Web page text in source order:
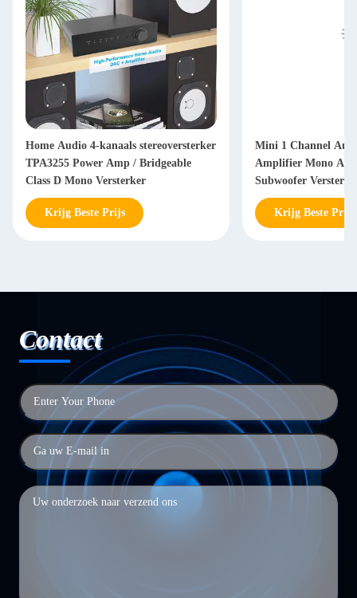
Home Audio 4-kanaals stereoversterker
TPA3255 Power Amp / Bridgeable
Class D Mono Versterker
Krijg Beste Prijs
Mini 1 Channel
Amplifier Mono
Subwoofer
Krijg Beste Prijs
Contact